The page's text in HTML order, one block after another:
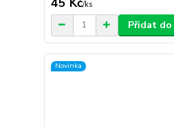
/ks
Přidat do
Novinka